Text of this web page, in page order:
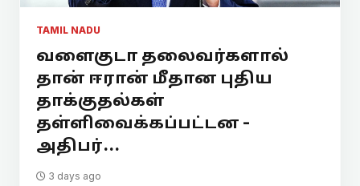
TAMIL NADU
வளைகுடா தலைவர்களால்
தான் ஈரான் மீதான புதிய
தாக்குதல்கள்
தள்ளிவைக்கப்பட்டன -
அதிபர்...
3 days ago